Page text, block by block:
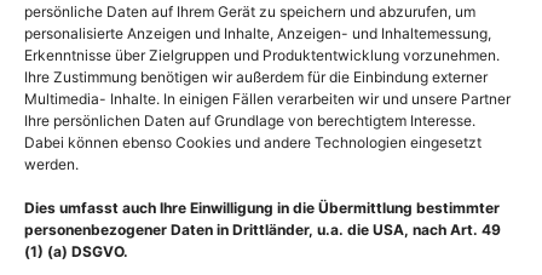
persönliche Daten auf Ihrem Gerät zu speichern und abzurufen, um
personalisierte Anzeigen und Inhalte, Anzeigen- und Inhaltemessung,
Erkenntnisse über Zielgruppen und Produktentwicklung vorzunehmen.
Ihre Zustimmung benötigen wir außerdem für die Einbindung externer
Multimedia- Inhalte. In einigen Fällen verarbeiten wir und unsere Partner
Ihre persönlichen Daten auf Grundlage von berechtigtem Interesse.
Dabei können ebenso Cookies und andere Technologien eingesetzt
werden.
Dies umfasst auch Ihre Einwilligung in die Übermittlung bestimmter
personenbezogener Daten in Drittländer, u.a. die USA, nach Art. 49
(1) (a) DSGVO.